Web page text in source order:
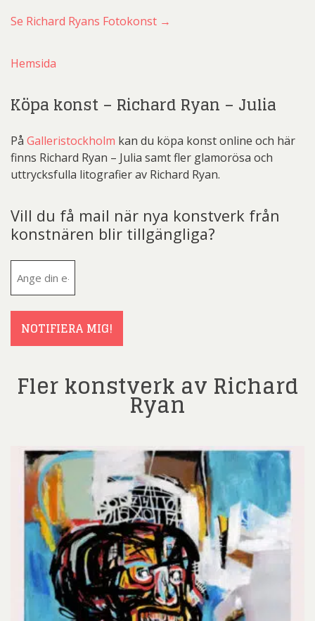
Se Richard Ryans Fotokonst →
Hemsida
Köpa konst – Richard Ryan – Julia
På Galleristockholm kan du köpa konst online och här
finns Richard Ryan – Julia samt fler glamorösa och
uttrycksfulla litografier av Richard Ryan.
Vill du få mail när nya konstverk från
konstnären blir tillgängliga?
NOTIFIERA MIG!
Fler konstverk av Richard
Ryan